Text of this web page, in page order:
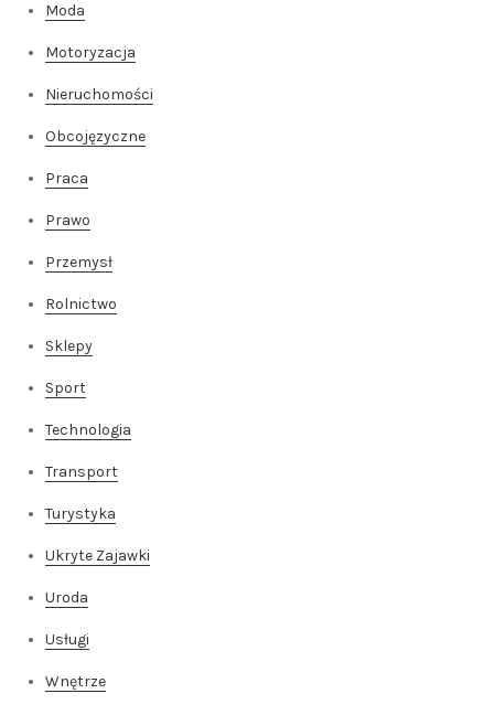
Moda
Motoryzacja
Nieruchomości
Obcojęzyczne
Praca
Prawo
Przemysł
Rolnictwo
Sklepy
Sport
Technologia
Transport
Turystyka
Ukryte Zajawki
Uroda
Usługi
Wnętrze